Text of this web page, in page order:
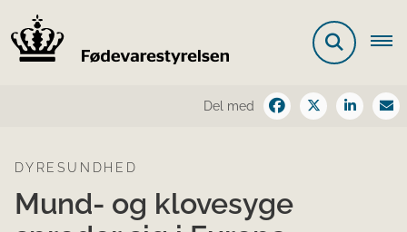
Del med
DYRESUNDHED
Mund- og klovesyge